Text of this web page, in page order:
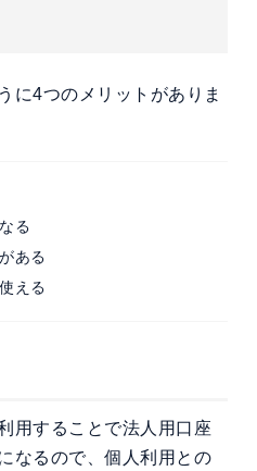
に4つのメリットがありま
る
ある
える
用することで法人用口座
なるので、個人利用との